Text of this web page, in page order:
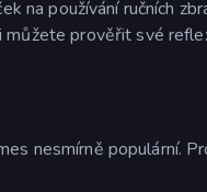
na používání ručních
prověřit své
nesmírně populární.